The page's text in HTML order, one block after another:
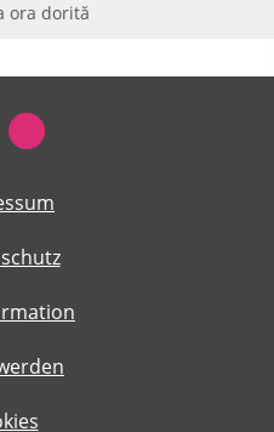
ora dorită